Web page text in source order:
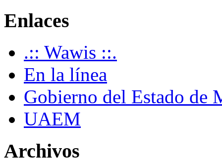
Enlaces
.:: Wawis ::.
En la línea
Gobierno del Estado de
UAEM
Archivos